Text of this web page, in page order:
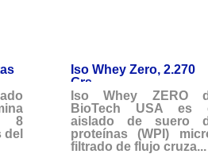
8
Iso Whey Zero, 2.270
Grs.
Iso Whey ZERO
BioTech USA es
aislado de suero
proteínas (WPI)
filtrado de flujo cruza...